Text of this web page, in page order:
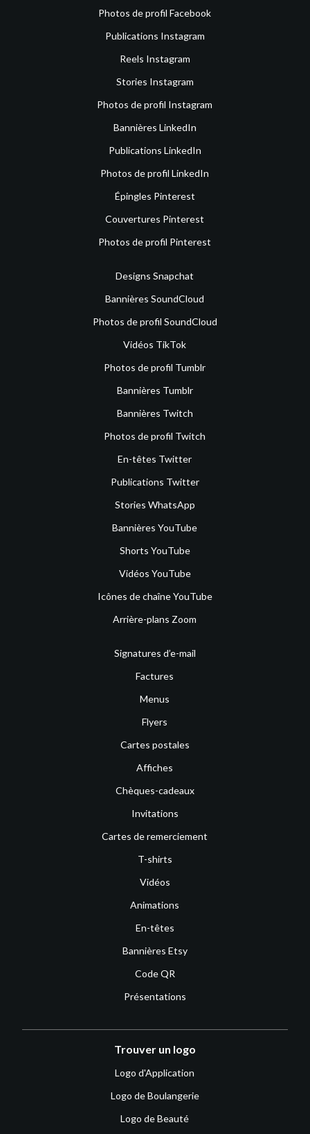
Photos de profil Facebook
Publications Instagram
Reels Instagram
Stories Instagram
Photos de profil Instagram
Bannières LinkedIn
Publications LinkedIn
Photos de profil LinkedIn
Épingles Pinterest
Couvertures Pinterest
Photos de profil Pinterest
Designs Snapchat
Bannières SoundCloud
Photos de profil SoundCloud
Vidéos TikTok
Photos de profil Tumblr
Bannières Tumblr
Bannières Twitch
Photos de profil Twitch
En-têtes Twitter
Publications Twitter
Stories WhatsApp
Bannières YouTube
Shorts YouTube
Vidéos YouTube
Icônes de chaîne YouTube
Arrière-plans Zoom
Signatures d’e-mail
Factures
Menus
Flyers
Cartes postales
Affiches
Chèques-cadeaux
Invitations
Cartes de remerciement
T-shirts
Vidéos
Animations
En-têtes
Bannières Etsy
Code QR
Présentations
Trouver un logo
Logo d'Application
Logo de Boulangerie
Logo de Beauté